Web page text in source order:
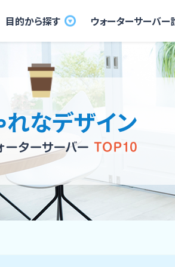
⽬的から探す ウォーターサーバー
れなデザイン